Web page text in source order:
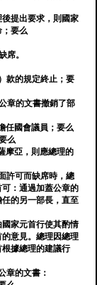
提出要求，則國家
；要么
席。
款的規定終止；要
章的文書撤銷了部
任國會議員；要么
么
摩亞，則應總理的
許可而缺席時，總
：通過加蓋公章的
的另一部長，直至
國家元首行使其酌情
意見。總理因總理
據總理的建議行
章的文書：